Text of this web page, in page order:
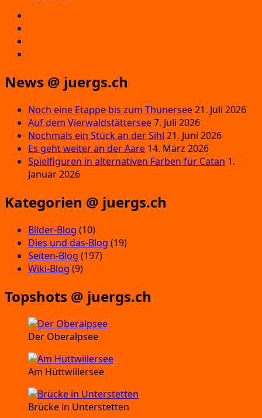
News @ juergs.ch
Noch eine Etappe bis zum Thunersee21. Juli 2026
Auf dem Vierwaldstättersee7. Juli 2026
Nochmals ein Stück an der Sihl 21. Juni 2026
Es geht weiter an der Aare 14. März 2026
Spielfiguren in alternativen Farben für Catan 1.
Januar 2026
Kategorien @ juergs.ch
Bilder-Blog (10)
Dies und das-Blog (19)
Seiten-Blog (197)
Wiki-Blog (9)
Topshots @ juergs.ch
Der Oberalpsee
Am Hüttwiilersee
Brücke in Unterstetten